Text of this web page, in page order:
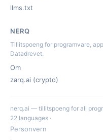
llms.txt
NERQ
Tillitspoeng for programvare,
Datadrevet.
Om
zarq.ai (crypto)
nerq.ai — tillitspoeng for all
22 languages ·
Personvern